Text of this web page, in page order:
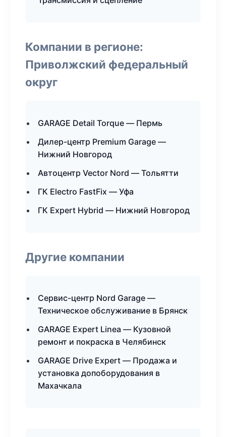
Компании в регионе:
Приволжский федеральный
округ
GARAGE Detail Torque — Пермь
Дилер-центр Premium Garage —
Нижний Новгород
Автоцентр Vector Nord — Тольятти
ГК Electro FastFix — Уфа
ГК Expert Hybrid — Нижний Новгород
Другие компании
Сервис-центр Nord Garage —
Техническое обслуживание в Брянск
GARAGE Expert Linea — Кузовной
ремонт и покраска в Челябинск
GARAGE Drive Expert — Продажа и
установка допоборудования в
Махачкала